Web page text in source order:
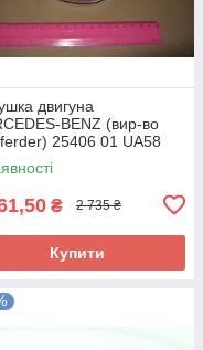
двигуна
BENZ (вир-во
25406 01 UA58
₴ 2 735 ₴
Купити